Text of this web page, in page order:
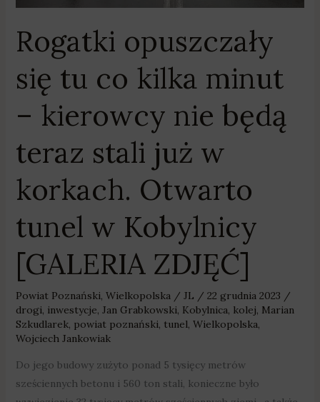
Rogatki opuszczały
się tu co kilka minut
– kierowcy nie będą
teraz stali już w
korkach. Otwarto
tunel w Kobylnicy
[GALERIA ZDJĘĆ]
Powiat Poznański, Wielkopolska/ JL / 22 grudnia 2023 /
drogi, inwestycje, Jan Grabkowski, Kobylnica, kolej, Marian
Szkudlarek, powiat poznański, tunel, Wielkopolska,
Wojciech Jankowiak
Do jego budowy zużyto ponad 5 tysięcy metrów
sześciennych betonu i 560 ton stali, konieczne było
już
korkach.
Otwarto
tunel
Kobylnicy
ZDJĘĆ]